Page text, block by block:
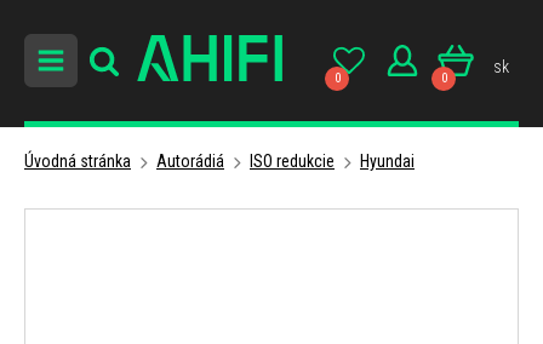
0 0
sk
Úvodná stránka Autorádiá ISO redukcie Hyundai